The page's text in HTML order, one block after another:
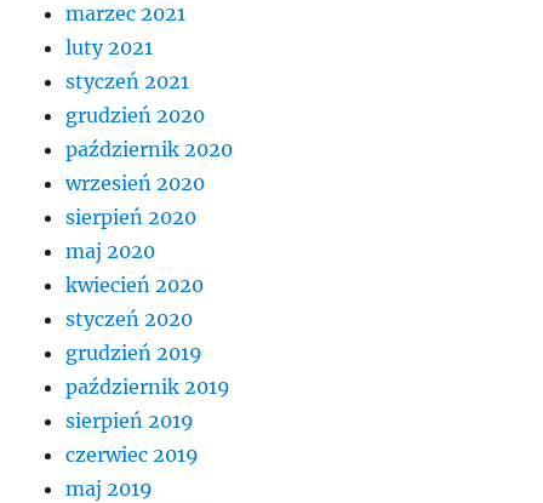
marzec 2021
luty 2021
styczeń 2021
grudzień 2020
październik 2020
wrzesień 2020
sierpień 2020
maj 2020
kwiecień 2020
styczeń 2020
grudzień 2019
październik 2019
sierpień 2019
czerwiec 2019
maj 2019